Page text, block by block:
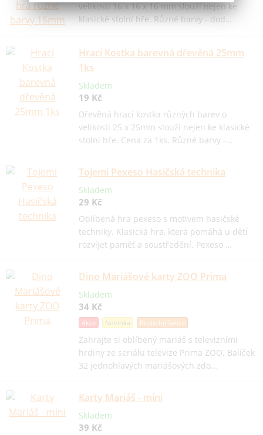
velikosti 16 x 16 x 16 mm slouží nejen ke
klasické stolní hře. Různé barvy - dod…
Hrací Kostka barevná dřevěná 25mm
1ks
Skladem
19 Kč
Dřevěná hrací kostka různých barev o
velikosti 25 x 25mm slouží nejen ke klasické
stolní hře. Cena za 1ks. Různé barvy -…
Tojemi Pexeso Hasičská technika
Skladem
29 Kč
Oblíbená hra pexeso s motivem hasičské
techniky. Klasická hra, která pomáhá u dětí
rozvíjet paměť a soustředění. Pexeso …
Dino Mariášové karty ZOO Prima
Skladem
34 Kč
Akce Novinka Poslední šance
Zahrajte si oblíbený mariáš s televizními
hrdiny ze seriálu televize Prima ZOO. Balíček
32 jednohlavých mariášových zdo…
Karty Mariáš - mini
Skladem
39 Kč